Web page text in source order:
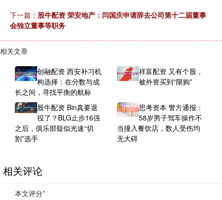
下一篇： 股牛配资 荣安地产：闫国庆申请辞去公司第十二届董事
会独立董事等职务
相关文章
创融配资 西安补习机
构选择：在分数与成
长之间，寻找平衡的航标
祥富配资 又有个股，
被外资买到“限购”
股牛配资 Bin真要退
役了？BLG止步16强
之后，俱乐部疑似光速“切
割”选手
思考资本 警方通报：
58岁男子驾车操作不
当撞入餐饮店，数人受伤均
无大碍
相关评论
本文评分*